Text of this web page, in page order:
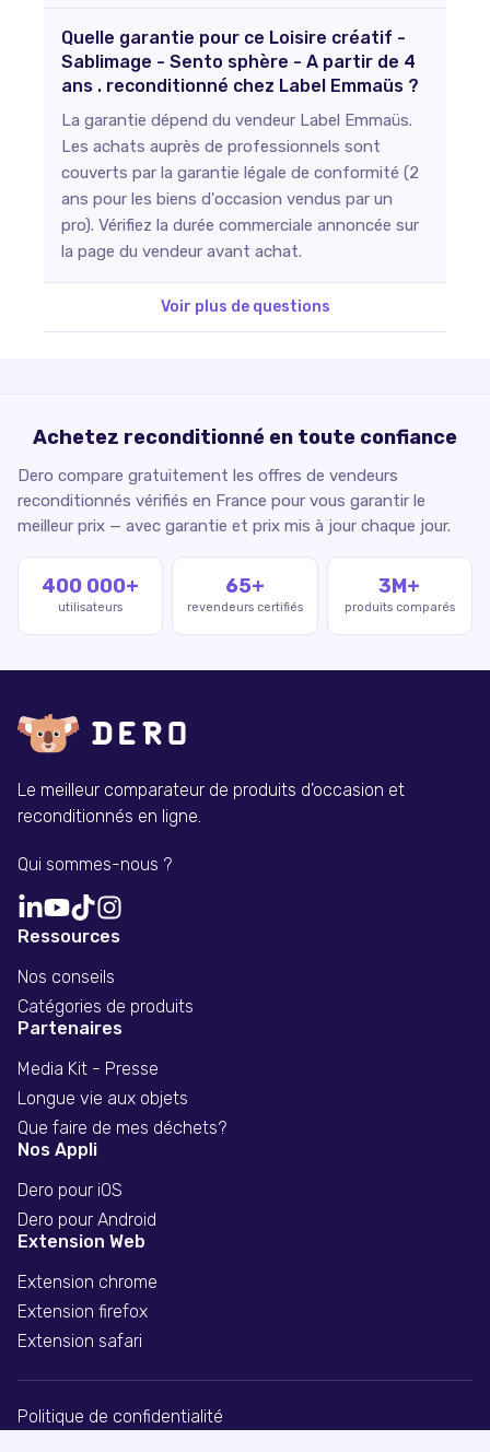
Quelle garantie pour ce Loisire créatif -
Sablimage - Sento sphère - A partir de 4
ans . reconditionné chez Label Emmaüs ?
La garantie dépend du vendeur Label Emmaüs.
Les achats auprès de professionnels sont
couverts par la garantie légale de conformité (2
ans pour les biens d'occasion vendus par un
pro). Vérifiez la durée commerciale annoncée sur
la page du vendeur avant achat.
Voir plus de questions
Achetez reconditionné en toute confiance
Dero compare gratuitement les offres de vendeurs
reconditionnés vérifiés en France pour vous garantir le
meilleur prix — avec garantie et prix mis à jour chaque jour.
400 000+
utilisateurs
65+
revendeurs certifiés
3M+
produits comparés
Le meilleur comparateur de produits d'occasion et
reconditionnés en ligne.
Qui sommes-nous ?
Ressources
Nos conseils
Catégories de produits
Partenaires
Media Kit - Presse
Longue vie aux objets
Que faire de mes déchets?
Nos Appli
Dero pour iOS
Dero pour Android
Extension Web
Extension chrome
Extension firefox
Extension safari
Politique de confidentialité
Divulgation publicitaire